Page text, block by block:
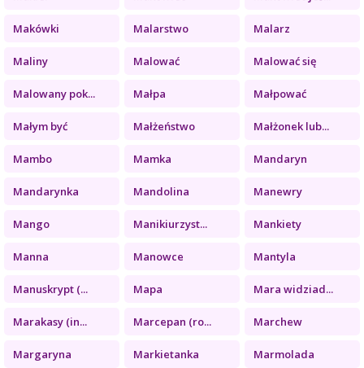
Makówki Malarstwo Malarz
Maliny Malować Malować się
Malowany pok... Małpa Małpować
Małym być Małżeństwo Małżonek lub...
Mambo Mamka Mandaryn
Mandarynka Mandolina Manewry
Mango Manikiurzyst... Mankiety
Manna Manowce Mantyla
Manuskrypt (... Mapa Mara widziad...
Marakasy (in... Marcepan (ro... Marchew
Margaryna Markietanka Marmolada